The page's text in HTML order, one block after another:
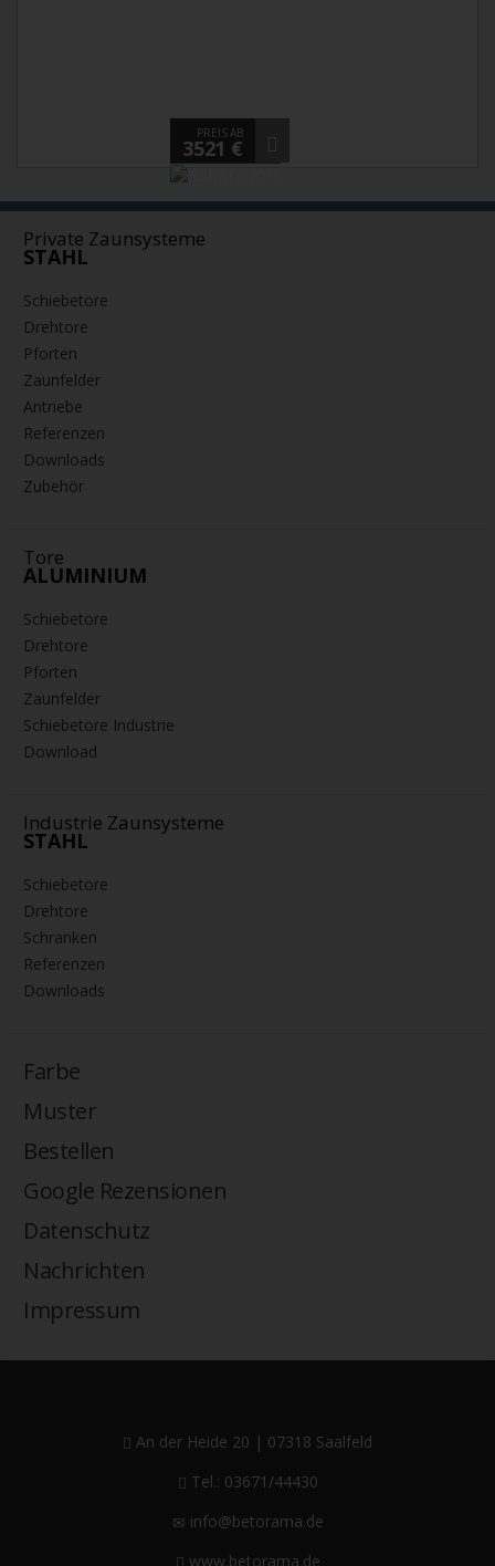
PREIS AB
3521 €
Private Zaunsysteme
STAHL
Schiebetore
Drehtore
Pforten
Zaunfelder
Antriebe
Referenzen
Downloads
Zubehör
Tore
ALUMINIUM
Schiebetore
Drehtore
Pforten
Zaunfelder
Schiebetore Industrie
Download
Industrie Zaunsysteme
STAHL
Schiebetore
Drehtore
Schranken
Referenzen
Downloads
Farbe
Muster
Bestellen
Google Rezensionen
Datenschutz
Nachrichten
Impressum
An der Heide 20 | 07318 Saalfeld
Tel.: 03671/44430
info@betorama.de
www.betorama.de